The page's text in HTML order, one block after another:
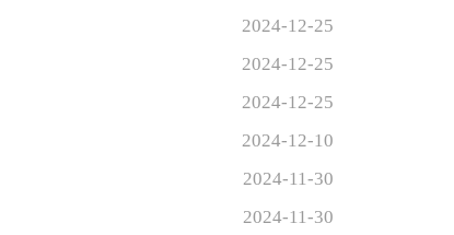
2024-12-25
2024-12-25
2024-12-25
2024-12-10
2024-11-30
2024-11-30